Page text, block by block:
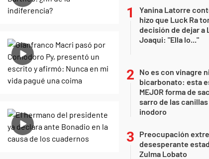
Yanina Latorre
hizo que Luck Ra
decisión de dejar a
Joaqui: "Ella lo..."
No es con vinagre ni
bicarbonato: esta
MEJOR forma de
sarro de las canillas
inodoro
Preocupación
desesperante
Zulma Lobato